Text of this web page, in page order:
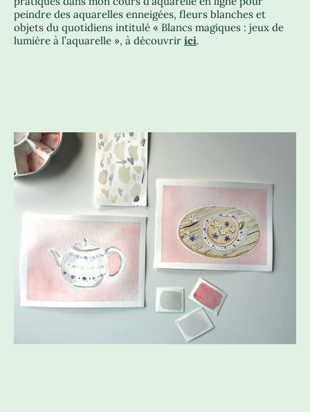
peindre des aquarelles enneigées, fleurs blanches et
objets du quotidiens intitulé « Blancs magiques : jeux de
lumière à l’aquarelle », à découvrir ici.